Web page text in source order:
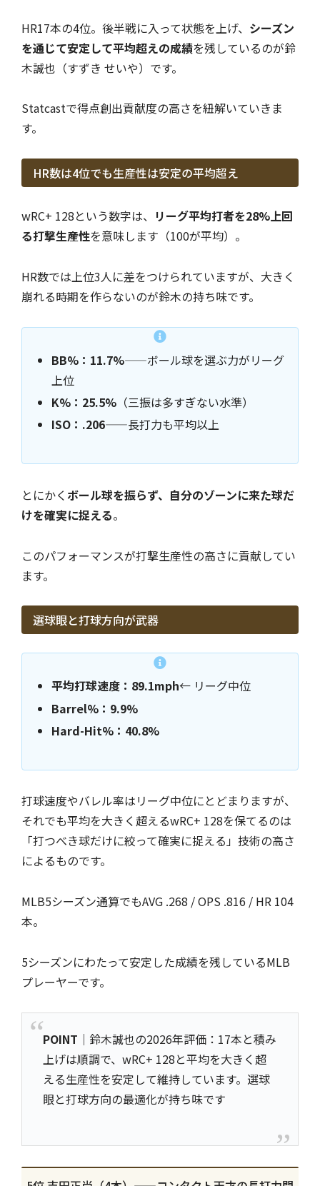
HR17本の4位。後半戦に入って状態を上げ、 シーズン
を通じて安定して平均超えの成績を残しているのが鈴
木誠也（すずき せいや）です。
Statcastで得点創出貢献度の高さを紐解いていきま
す。
HR数は4位でも生産性は安定の平均超え
wRC+ 128という数字は、 リーグ平均打者を28%上回
る打撃生産性を意味します（100が平均）。
HR数では上位3人に差をつけられていますが、大きく
崩れる時期を作らないのが鈴木の持ち味です。
BB%：11.7%——ボール球を選ぶ力がリーグ
上位
K%：25.5% （三振は多すぎない水準）
ISO：.206——長打力も平均以上
とにかく ボール球を振らず、自分のゾーンに来た球だ
けを確実に捉える。
このパフォーマンスが打撃生産性の高さに貢献してい
ます。
選球眼と打球方向が武器
平均打球速度：89.1mph← リーグ中位
Barrel%：9.9%
Hard-Hit%：40.8%
打球速度やバレル率はリーグ中位にとどまりますが、
それでも平均を大きく超えるwRC+ 128を保てるのは
「打つべき球だけに絞って確実に捉える」技術の高さ
によるものです。
MLB5シーズン通算でもAVG .268 / OPS .816 / HR 104
本。
5シーズンにわたって安定した成績を残しているMLB
プレーヤーです。
POINT ｜鈴木誠也の2026年評価：17本と積み
上げは順調で、wRC+ 128と平均を大きく超
える生産性を安定して維持しています。選球
眼と打球方向の最適化が持ち味です